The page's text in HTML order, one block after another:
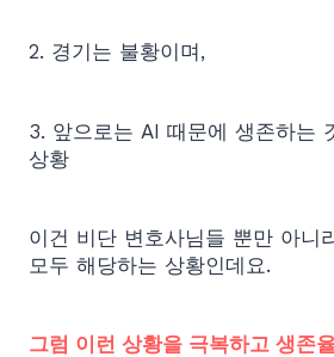
2. 경기는 불황이며,
3. 앞으로는 AI 때문에 생존하는
상황
이건 비단 변호사님들 뿐만 아니
모두 해당하는 상황인데요.
그럼 이런 상황을 극복하고 생존